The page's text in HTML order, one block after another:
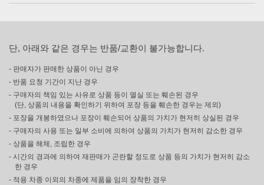
단, 아래와 같은 경우는 반품/교환이 불가능합니다.
- 판매자가 판매한 상품이 아닌 경우
- 반품 요청 기간이 지난 경우
- 구매자의 책임 있는 사유로 상품 등이 멸실 또는 훼손된 경우
(단, 상품의 내용을 확인하기 위하여 포장 등을 훼손한 경우는 제외)
- 포장을 개봉하였으나 포장이 훼손되어 상품의 가치가 현저히 상실된 경우
- 구매자의 사용 또는 일부 소비에 의하여 상품의 가치가 현저히 감소한 경우
- 상품을 해체, 조립한 경우
- 시간의 경과에 의하여 재판매가 곤란할 정도로 상품 등의 가치가 현저히 감소
한 경우
- 적용 차종 이외의 차종에 제품을 임의 장착한 경우